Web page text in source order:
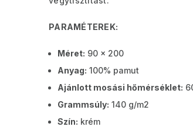
PARAMÉTEREK:
Méret: 90 x 200
Anyag: 100% pamut
Ajánlott mosási hőmérséklet:
Grammsúly: 140 g/m2
Szín: krém